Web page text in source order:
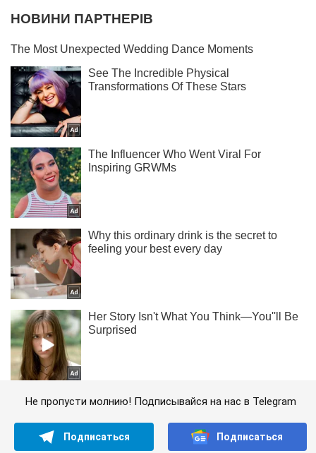
Не пропусти молнию! Подписывайся на нас в Telegram
Подписаться Подписаться